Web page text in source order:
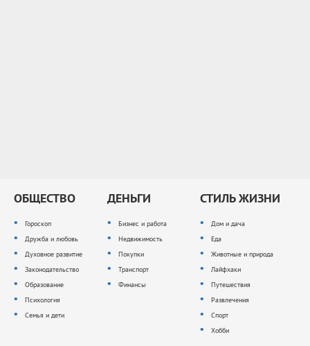
ОБЩЕСТВО
Гороскоп
Дружба и любовь
Духовное развитие
Законодательство
Образование
Психология
Семья и дети
ДЕНЬГИ
Бизнес и работа
Недвижимость
Покупки
Транспорт
Финансы
СТИЛЬ ЖИЗНИ
Дом и дача
Еда
Животные и природа
Лайфхаки
Путешествия
Развлечения
Спорт
Хобби